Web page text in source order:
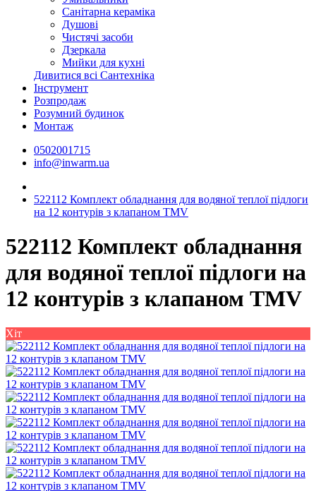
Санітарна кераміка
Душові
Чистячі засоби
Дзеркала
Мийки для кухні
Дивитися всі Сантехніка
Інструмент
Розпродаж
Розумний будинок
Монтаж
0502001715
info@inwarm.ua
522112 Комплект обладнання для водяної теплої підлоги
на 12 контурів з клапаном TMV
522112 Комплект обладнання
для водяної теплої підлоги на
12 контурів з клапаном TMV
Хіт